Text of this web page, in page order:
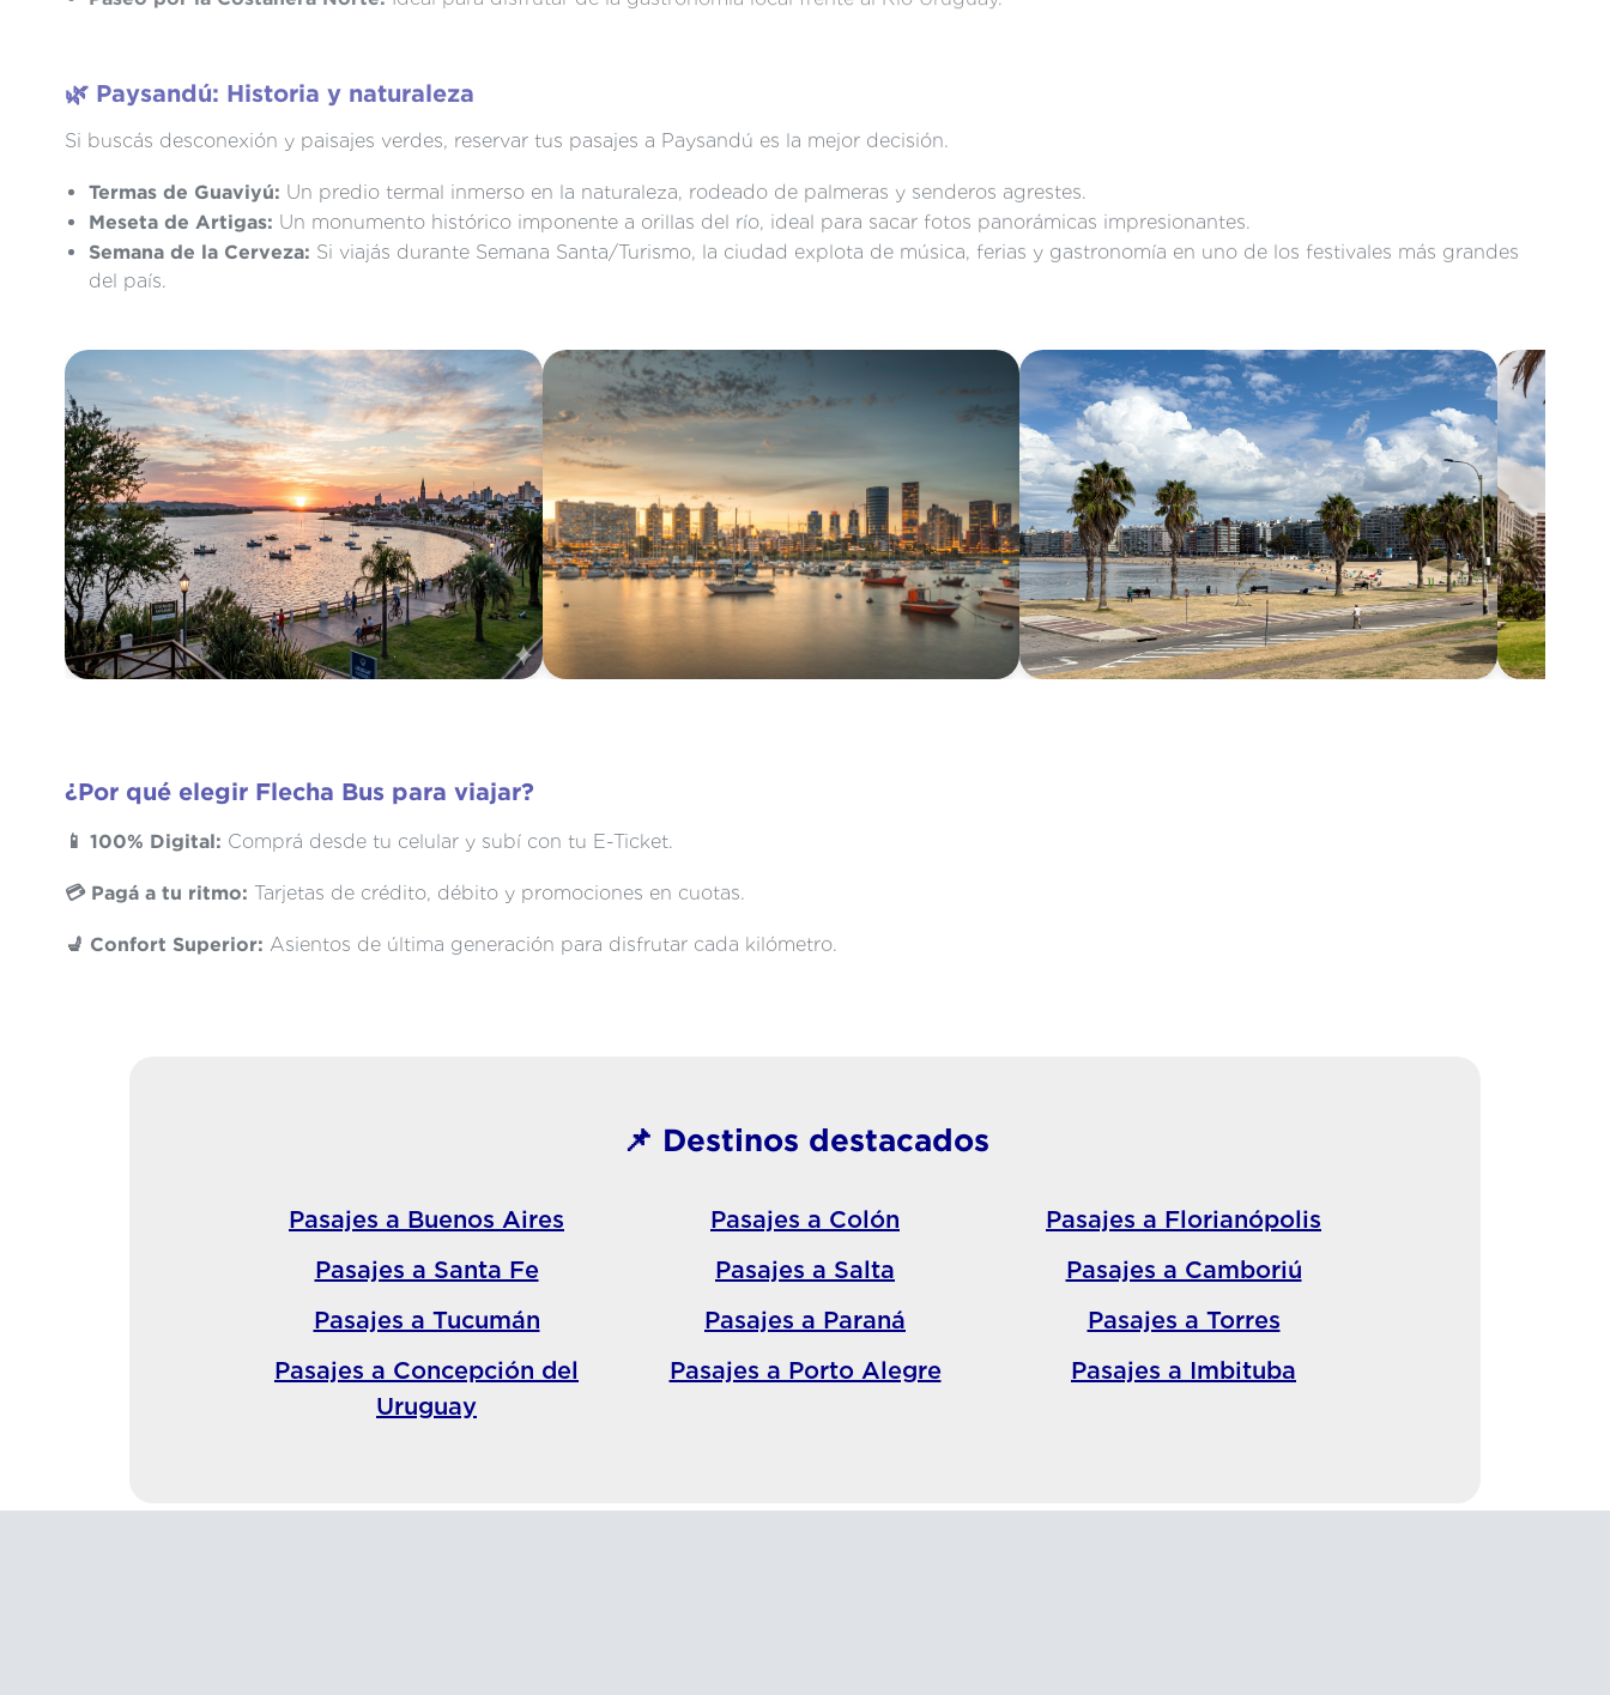
🌿 Paysandú: Historia y naturaleza
Si buscás desconexión y paisajes verdes, reservar tus pasajes a Paysandú es la mejor decisión.
Termas de Guaviyú: Un predio termal inmerso en la naturaleza, rodeado de palmeras y senderos agrestes.
Meseta de Artigas: Un monumento histórico imponente a orillas del río, ideal para sacar fotos panorámicas impresionantes.
Semana de la Cerveza: Si viajás durante Semana Santa/Turismo, la ciudad explota de música, ferias y gastronomía en uno de los festivales más grandes
del país.
¿Por qué elegir Flecha Bus para viajar?
📱 100% Digital: Comprá desde tu celular y subí con tu E-Ticket.
💳 Pagá a tu ritmo: Tarjetas de crédito, débito y promociones en cuotas.
💺 Confort Superior: Asientos de última generación para disfrutar cada kilómetro.
📌 Destinos destacados
Pasajes a Buenos Aires Pasajes a Colón
Pasajes a Florianópolis
Pasajes a Santa Fe
Pasajes a Salta
Pasajes a Camboriú
Pasajes a Tucumán
Pasajes a Paraná
Pasajes a Torres
Pasajes a Concepción del
Uruguay
Pasajes a Porto Alegre Pasajes a Imbituba